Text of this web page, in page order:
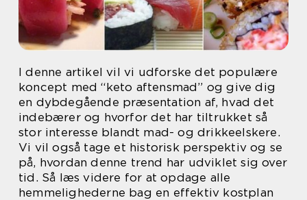
I denne artikel vil vi udforske det populære
koncept med “keto aftensmad” og give dig
en dybdegående præsentation af, hvad det
indebærer og hvorfor det har tiltrukket så
stor interesse blandt mad- og drikkeelskere.
Vi vil også tage et historisk perspektiv og se
på, hvordan denne trend har udviklet sig over
tid. Så læs videre for at opdage alle
hemmelighederne bag en effektiv kostplan